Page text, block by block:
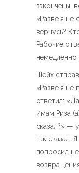
закончены,
«Разве я не
вернусь?
Рабочие
немедленно
Шейх
«Разве я не
ответил:
Имам Риза
сказал?» —
так сказал.
попросил не